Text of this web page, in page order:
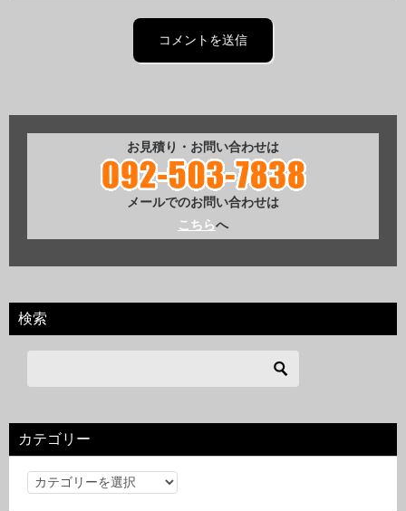
お見積り・お問い合わせは
メールでのお問い合わせは
こちらへ
検索
カテゴリー
カ